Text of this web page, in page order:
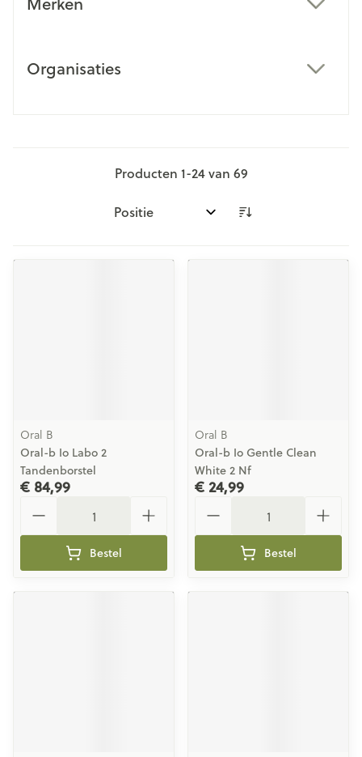
Organisaties
Producten 1-24van 69
Sorteer op:
Oral B
Oral-b Io Labo 2
Tandenborstel
€ 84,99
Bestel
Oral B
Oral-b Io Gentle Clean
White 2 Nf
€ 24,99
Bestel